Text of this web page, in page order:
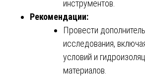
инструментов.
Рекомендации:
Провести
исследования,
условий и
материалов.